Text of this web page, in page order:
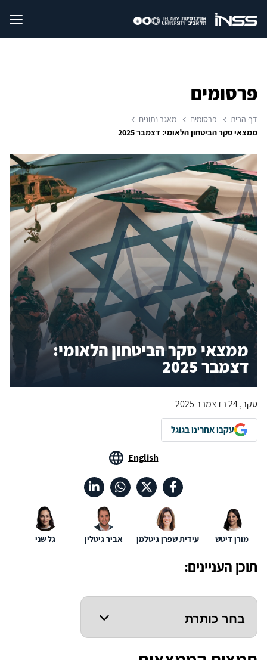
פרסומים
דף הבית פרסומים
מאגר נתונים
ממצאי סקר הביטחון הלאומי: דצמבר 2025
ממצאי סקר הביטחון הלאומי:
דצמבר 2025
סקר, 24 בדצמבר 2025
עקבו אחרינו בגוגל
English
מורן דיטש עידית שפרן גיטלמן אביר גיטלין גל שני
תוכן העניינים: